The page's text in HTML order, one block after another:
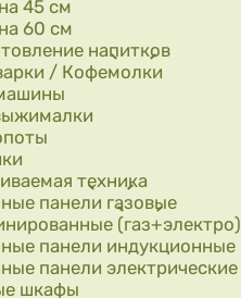
45 см
60 см
напитков
/ Кофемолки
техника
панели газовые
(газ+электро)
панели индукционные
панели электрические
шкафы